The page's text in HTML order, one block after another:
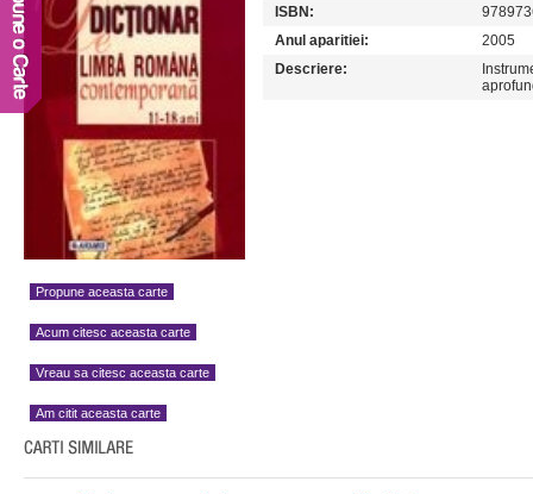
Propune aceasta carte
Acum citesc aceasta carte
Vreau sa citesc aceasta carte
Am citit aceasta carte
ISBN:
Anul aparitiei:
2005
Descriere: